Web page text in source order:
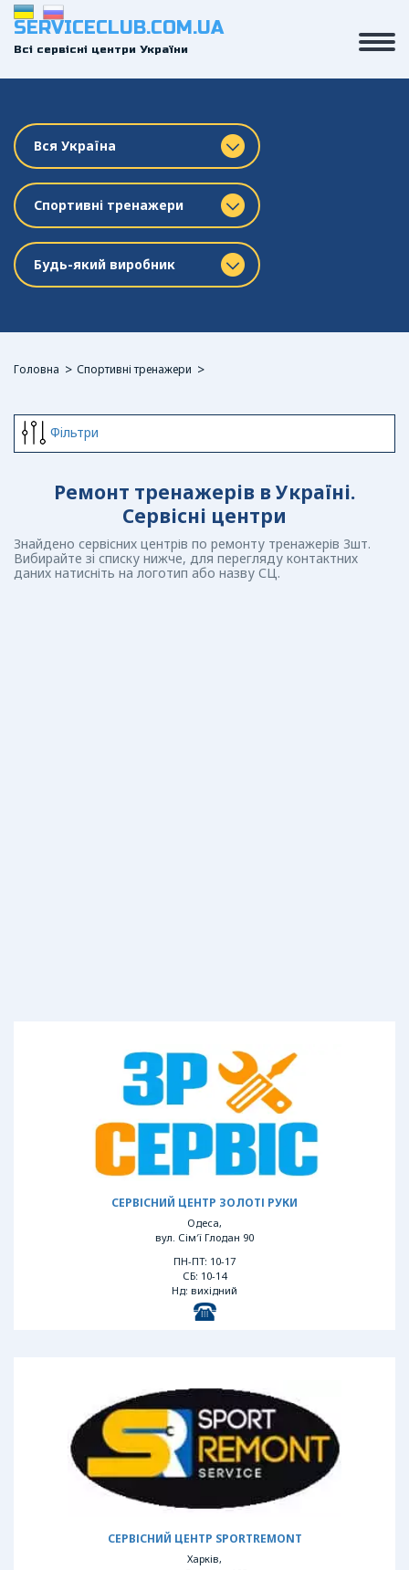
SERVICECLUB.COM.UA
Всі сервісні центри України
Вся Україна
Спортивні тренажери
Будь-який виробник
Головна Спортивні тренажери
Фiльтри
Ремонт тренажерів в Україні.
Сервісні центри
Знайдено сервісних центрів по ремонту тренажерів 3шт.
Вибирайте зі списку нижче, для перегляду контактних
даних натисніть на логотип або назву СЦ.
СЕРВІСНИЙ ЦЕНТР ЗОЛОТІ РУКИ
Одеса,
вул. Сім′ї Глодан 90
ПН-ПТ: 10-17
СБ: 10-14
Нд: вихідний
СЕРВІСНИЙ ЦЕНТР SPORTREMONT
Харків,